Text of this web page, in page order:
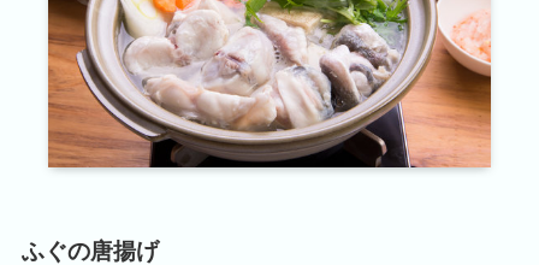
ふぐの唐揚げ